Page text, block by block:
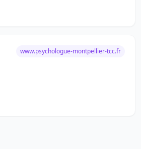
www.psychologue-montpellier-tcc.fr